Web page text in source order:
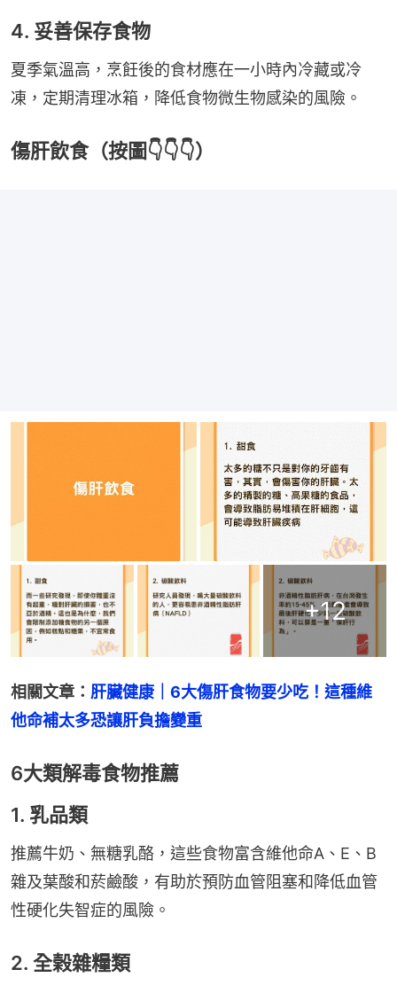
4. 妥善保存食物
夏季氣溫高，烹飪後的食材應在一小時內冷藏或冷
凍，定期清理冰箱，降低食物微生物感染的風險。
傷肝飲食（按圖👇👇👇）
+12
相關文章： 肝臟健康｜6大傷肝食物要少吃！這種維
他命補太多恐讓肝負擔變重
6大類解毒食物推薦
1. 乳品類
推薦牛奶、無糖乳酪，這些食物富含維他命A、E、B
雜及葉酸和菸鹼酸，有助於預防血管阻塞和降低血管
性硬化失智症的風險。
2. 全榖雜糧類